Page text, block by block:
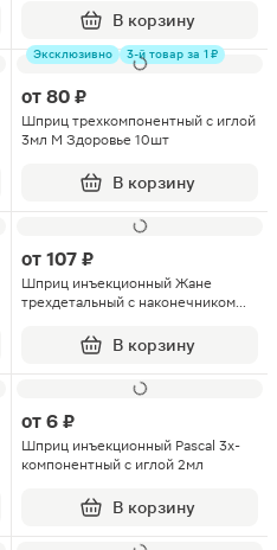
В корзину
Эксклюзивно 3-й товар за 1 ₽
от 80 ₽
Шприц трехкомпонентный с иглой
3мл М Здоровье 10шт
В корзину
от 107 ₽
Шприц инъекционный Жане
трехдетальный с наконечником
В корзину
от 6 ₽
Шприц инъекционный Pascal 3х-
компонентный с иглой 2мл
В корзину